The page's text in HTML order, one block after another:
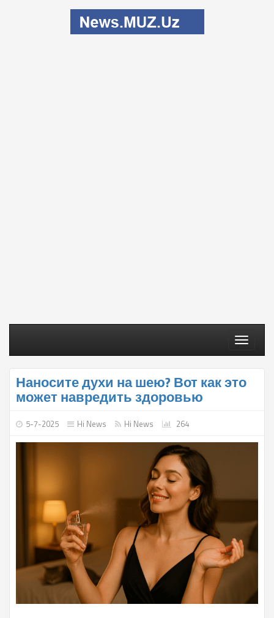
Toggle
Наносите духи на шею? Вот как это
может навредить здоровью
5-7-2025 Hi News Hi News 264